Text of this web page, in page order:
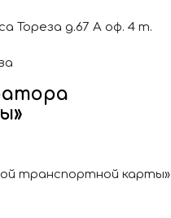
Тореза д.67 А оф. 4 т.
транспортной карты»